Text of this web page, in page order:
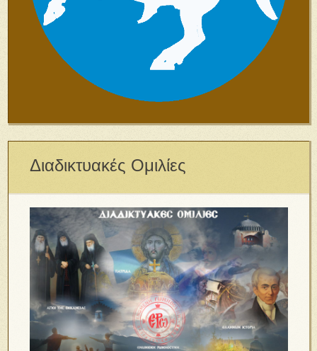
Διαδικτυακές Ομιλίες